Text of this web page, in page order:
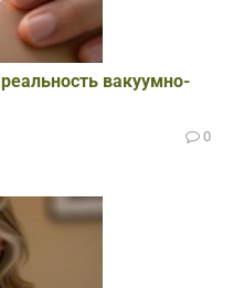
вакуумно-
0